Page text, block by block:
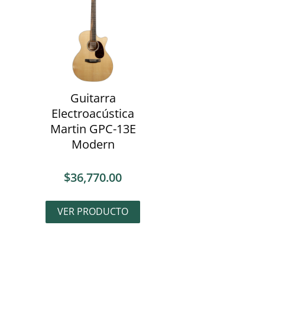
Guitarra
Electroacústica
Martin GPC-13E
Modern
$36,770.00
VER PRODUCTO